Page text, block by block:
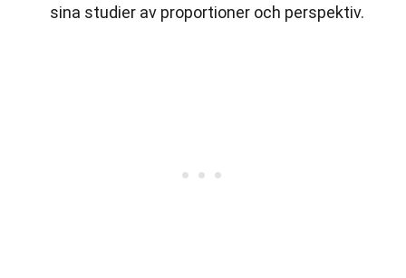
sina studier av proportioner och perspektiv.